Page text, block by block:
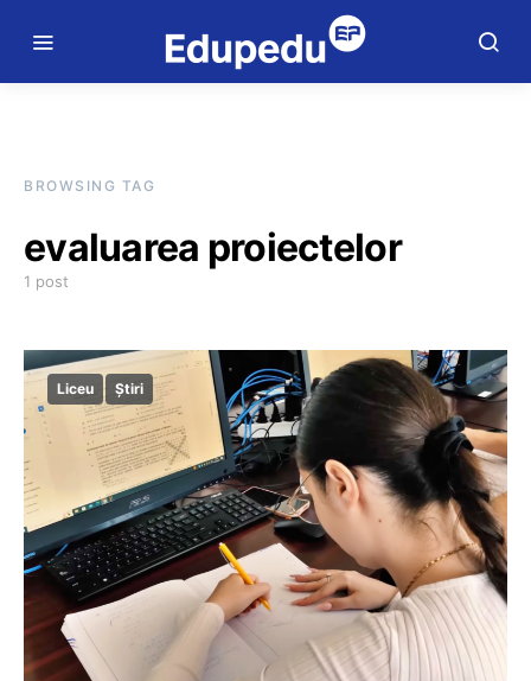
BROWSING TAG
evaluarea proiectelor
1 post
Liceu Știri